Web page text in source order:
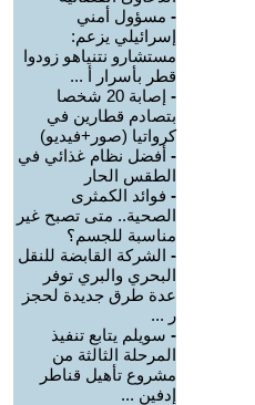
- مسؤول أمني
إسرائيلي يزعم:
مستشارو نتنياهو زودوا
قطر بأسرار أ ...
-
إصابة 20 شخصا
بتصادم قطارين في
كرواتيا (صور+فيديو)
- أفضل نظام غذائي في
الطقس الحار
- فوائد الكمثرى
الصحية.. متى تصبح غير
مناسبة للجسم؟
- الشركة القابضة للنقل
البحري والبري توفر
عدة طرق جديدة لحجز
ر ...
- سويلم يتابع تنفيذ
المرحلة الثالثة من
مشروع تأهيل قناطر
إدفين ...